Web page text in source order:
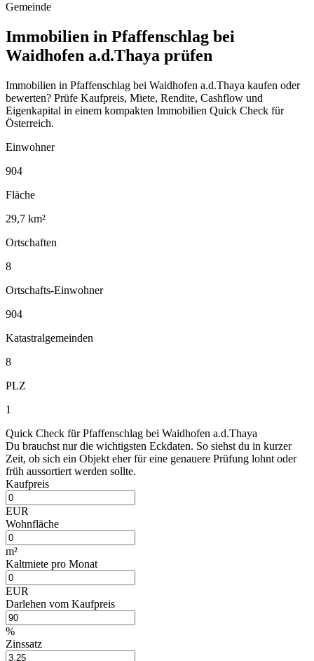
Gemeinde
Immobilien in Pfaffenschlag bei
Waidhofen a.d.Thaya prüfen
Immobilien in Pfaffenschlag bei Waidhofen a.d.Thaya kaufen oder
bewerten? Prüfe Kaufpreis, Miete, Rendite, Cashflow und
Eigenkapital in einem kompakten Immobilien Quick Check für
Österreich.
Einwohner
904
Fläche
29,7 km²
Ortschaften
8
Ortschafts-Einwohner
904
Katastralgemeinden
8
PLZ
1
Quick Check für Pfaffenschlag bei Waidhofen a.d.Thaya
Du brauchst nur die wichtigsten Eckdaten. So siehst du in kurzer
Zeit, ob sich ein Objekt eher für eine genauere Prüfung lohnt oder
früh aussortiert werden sollte.
Kaufpreis
EUR
Wohnfläche
m²
Kaltmiete pro Monat
EUR
Darlehen vom Kaufpreis
%
Zinssatz